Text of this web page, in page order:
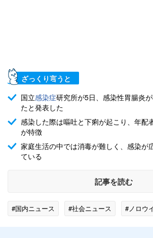
ざっくり言うと
国立感染症研究所が5日、感染性胃腸炎
たと発表した
感染した際は嘔吐と下痢が起こり、年配
が特徴
家庭生活の中では消毒が難しく、感染が
ている
記事を読む
#国内ニュース #社会ニュース #ノロウ